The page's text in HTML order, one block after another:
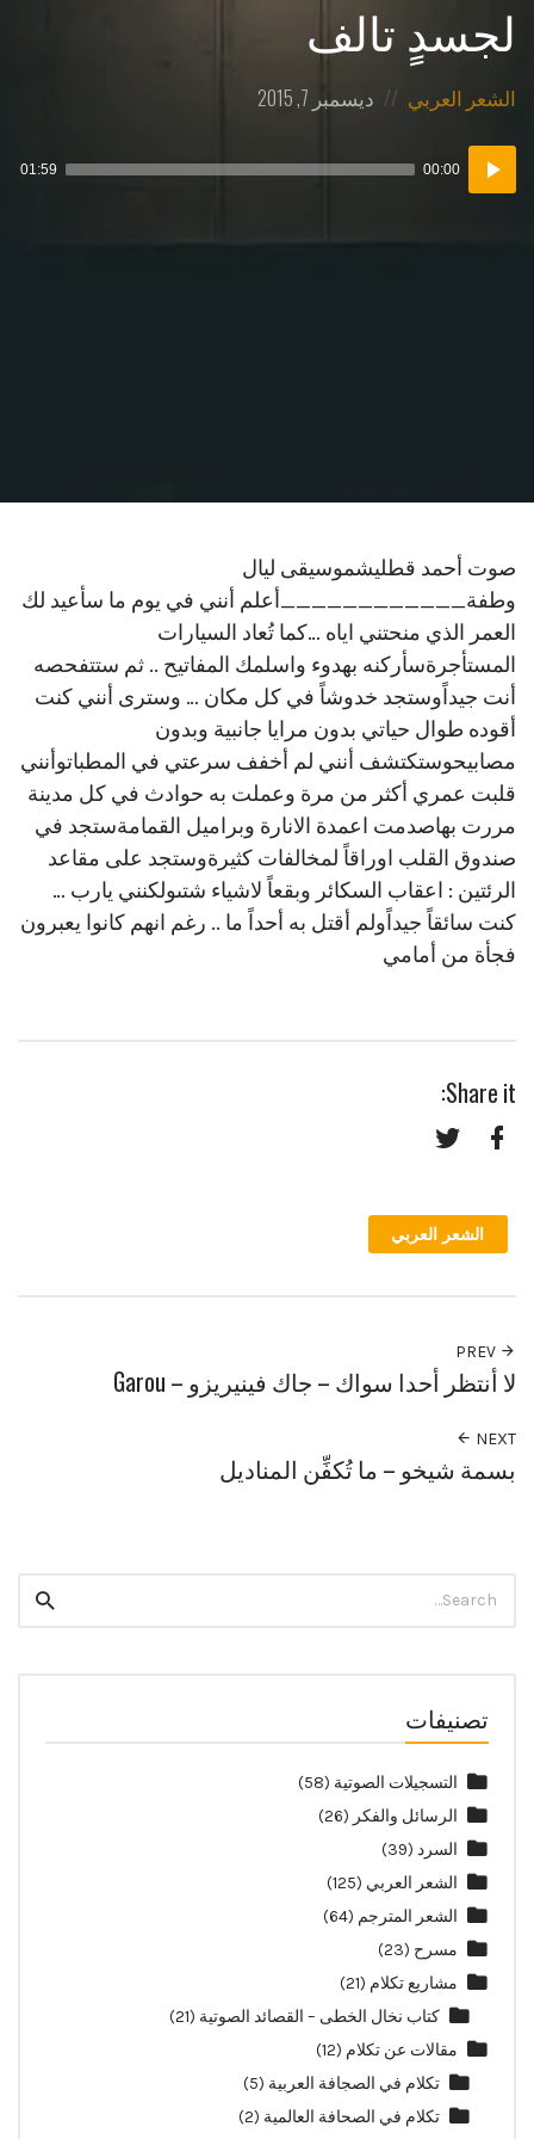
لجسدٍ تالف
Posted
الشعر العربي
Posted
ديسمبر 7, 2015
مشغل
الصوت
00:00
01:59
صوت أحمد قطليشموسيقى ليال
وطفة____________أعلم أنني في يوم ما سأعيد لك
العمر الذي منحتني اياه …كما تُعاد السيارات
المستأجرةسأركنه بهدوء واسلمك المفاتيح .. ثم ستتفحصه
أنت جيداًوستجد خدوشاً في كل مكان … وسترى أنني كنت
أقوده طوال حياتي بدون مرايا جانبية وبدون
مصابيحوستكتشف أنني لم أخفف سرعتي في المطباتوأنني
قلبت عمري أكثر من مرة وعملت به حوادث في كل مدينة
مررت بهاصدمت اعمدة الانارة وبراميل القمامةستجد في
صندوق القلب اوراقاً لمخالفات كثيرةوستجد على مقاعد
الرئتين : اعقاب السكائر وبقعاً لاشياء شتىولكنني يارب …
كنت سائقاً جيداًولم أقتل به أحداً ما .. رغم انهم كانوا يعبرون
فجأة من أمامي
Share it:
الشعر العربي
لا أنتظر أحدا سواك – جاك فينيريزو – Garou
NEXT
بسمة شيخو – ما تُكفِّن المناديل
for:
تصنيفات
التسجيلات الصوتية (58)
الرسائل والفكر (26)
السرد (39)
الشعر العربي (125)
الشعر المترجم (64)
مسرح (23)
مشاريع تكلام (21)
كتاب نخال الخطى – القصائد الصوتية (21)
مقالات عن تكلام (12)
تكلام في الصجافة العربية (5)
تكلام في الصحافة العالمية (2)